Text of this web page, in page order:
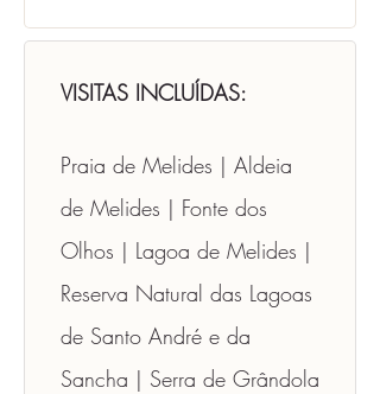
VISITAS INCLUÍDAS:
Praia de Melides | Aldeia
de Melides | Fonte dos
Olhos | Lagoa de Melides |
Reserva Natural das Lagoas
de Santo André e da
Sancha | Serra de Grândola